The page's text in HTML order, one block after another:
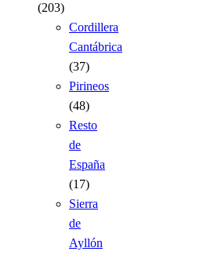
(203)
Cordillera
Cantábrica
(37)
Pirineos
(48)
Resto
de
España
(17)
Sierra
de
Ayllón